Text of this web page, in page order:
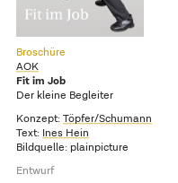
Broschüre
AOK
Fit im Job
Der kleine Begleiter
Konzept: Töpfer/Schumann
Text: Ines Hein
Bildquelle: plainpicture
Entwurf